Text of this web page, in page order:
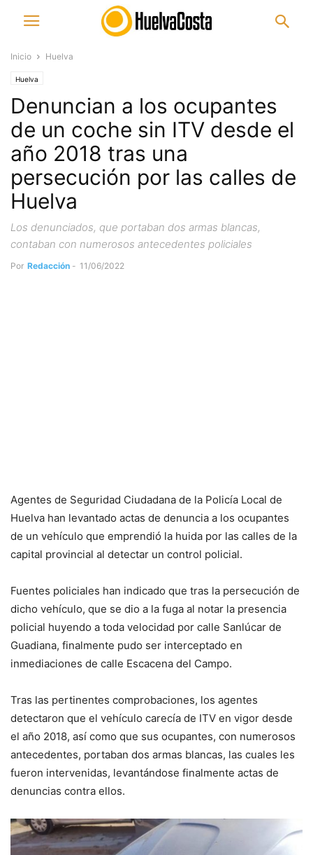
Inicio Huelva
Huelva
Denuncian a los ocupantes
de un coche sin ITV desde el
año 2018 tras una
persecución por las calles de
Huelva
Los denunciados, que portaban dos armas blancas,
contaban con numerosos antecedentes policiales
Por Redacción - 11/06/2022
Agentes de Seguridad Ciudadana de la Policía Local de
Huelva han levantado actas de denuncia a los ocupantes
de un vehículo que emprendió la huida por las calles de la
capital provincial al detectar un control policial.
Fuentes policiales han indicado que tras la persecución de
dicho vehículo, que se dio a la fuga al notar la presencia
policial huyendo a toda velocidad por calle Sanlúcar de
Guadiana, finalmente pudo ser interceptado en
inmediaciones de calle Escacena del Campo.
Tras las pertinentes comprobaciones, los agentes
detectaron que el vehículo carecía de ITV en vigor desde
el año 2018, así como que sus ocupantes, con numerosos
antecedentes, portaban dos armas blancas, las cuales les
fueron intervenidas, levantándose finalmente actas de
denuncias contra ellos.